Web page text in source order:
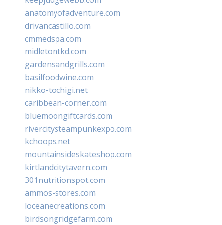
anatomyofadventure.com
drivancastillo.com
cmmedspa.com
midletontkd.com
gardensandgrills.com
basilfoodwine.com
nikko-tochigi.net
caribbean-corner.com
bluemoongiftcards.com
rivercitysteampunkexpo.com
kchoops.net
mountainsideskateshop.com
kirtlandcitytavern.com
301nutritionspot.com
ammos-stores.com
loceanecreations.com
birdsongridgefarm.com